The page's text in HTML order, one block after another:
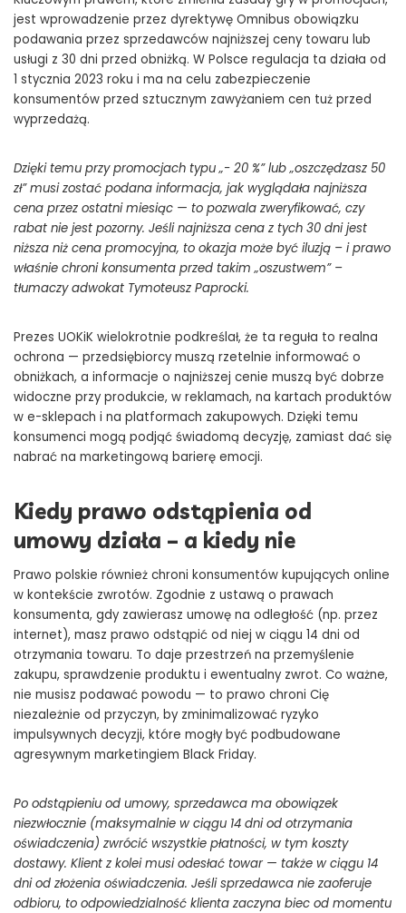
jest wprowadzenie przez dyrektywę Omnibus obowiązku
podawania przez sprzedawców najniższej ceny towaru lub
usługi z 30 dni przed obniżką. W Polsce regulacja ta działa od
1 stycznia 2023 roku i ma na celu zabezpieczenie
konsumentów przed sztucznym zawyżaniem cen tuż przed
wyprzedażą.
Dzięki temu przy promocjach typu „- 20 %” lub „oszczędzasz 50
zł” musi zostać podana informacja, jak wyglądała najniższa
cena przez ostatni miesiąc — to pozwala zweryfikować, czy
rabat nie jest pozorny. Jeśli najniższa cena z tych 30 dni jest
niższa niż cena promocyjna, to okazja może być iluzją – i prawo
właśnie chroni konsumenta przed takim „oszustwem” –
tłumaczy adwokat Tymoteusz Paprocki.
Prezes UOKiK wielokrotnie podkreślał, że ta reguła to realna
ochrona — przedsiębiorcy muszą rzetelnie informować o
obniżkach, a informacje o najniższej cenie muszą być dobrze
widoczne przy produkcie, w reklamach, na kartach produktów
w e-sklepach i na platformach zakupowych. Dzięki temu
konsumenci mogą podjąć świadomą decyzję, zamiast dać się
nabrać na marketingową barierę emocji.
Kiedy prawo odstąpienia od
umowy działa – a kiedy nie
Prawo polskie również chroni konsumentów kupujących online
w kontekście zwrotów. Zgodnie z ustawą o prawach
konsumenta, gdy zawierasz umowę na odległość (np. przez
internet), masz prawo odstąpić od niej w ciągu 14 dni od
otrzymania towaru. To daje przestrzeń na przemyślenie
zakupu, sprawdzenie produktu i ewentualny zwrot. Co ważne,
nie musisz podawać powodu — to prawo chroni Cię
niezależnie od przyczyn, by zminimalizować ryzyko
impulsywnych decyzji, które mogły być podbudowane
agresywnym marketingiem Black Friday.
Po odstąpieniu od umowy, sprzedawca ma obowiązek
niezwłocznie (maksymalnie w ciągu 14 dni od otrzymania
oświadczenia) zwrócić wszystkie płatności, w tym koszty
dostawy. Klient z kolei musi odesłać towar — także w ciągu 14
dni od złożenia oświadczenia. Jeśli sprzedawca nie zaoferuje
odbioru, to odpowiedzialność klienta zaczyna biec od momentu